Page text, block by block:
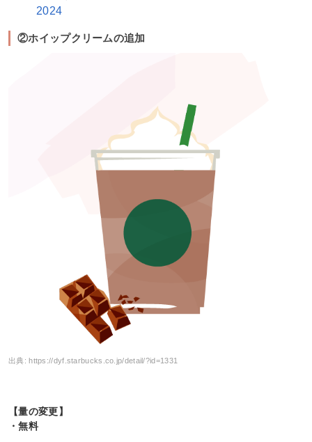
2024
②ホイップクリームの追加
出典:https://dyf.starbucks.co.jp/detail/?id=1331
【量の変更】
・無料